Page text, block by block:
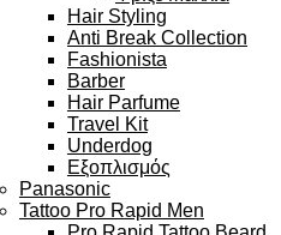
Hair Styling
Anti Break Collection
Fashionista
Barber
Hair Parfume
Travel Kit
Underdog
Εξοπλισμός
Panasonic
Tattoo Pro Rapid Men